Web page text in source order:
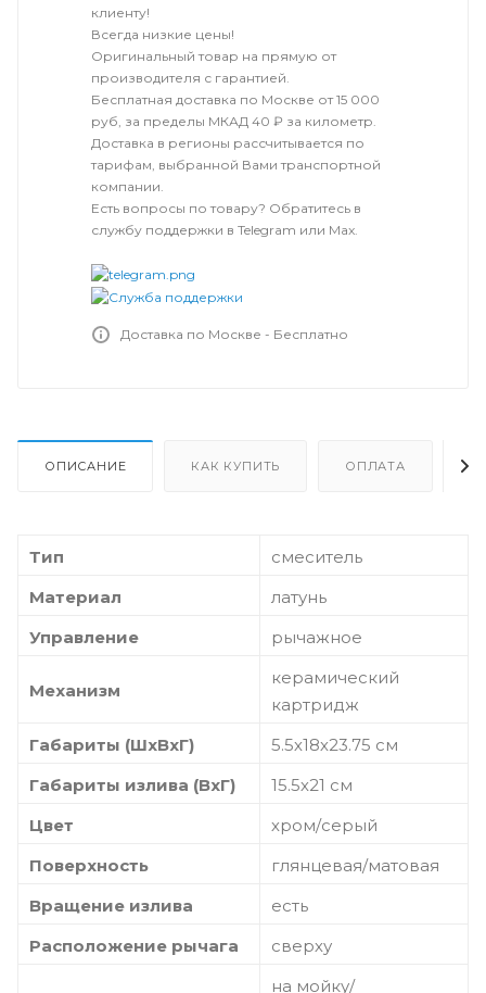
клиенту!
Всегда низкие цены!
Оригинальный товар на прямую от
производителя с гарантией.
Бесплатная доставка по Москве от 15 000
руб, за пределы МКАД 40 ₽ за километр.
Доставка в регионы рассчитывается по
тарифам, выбранной Вами транспортной
компании.
Есть вопросы по товару? Обратитесь в
службу поддержки в Telegram или Max.
Доставка по Москве - Бесплатно
ОПИСАНИЕ КАК КУПИТЬ ОПЛАТА
Тип
смеситель
Материал
латунь
Управление
рычажное
Механизм
керамический
картридж
Габариты (ШхВхГ)
5.5х18х23.75 см
Габариты излива (ВхГ)
15.5х21 см
Цвет
хром/серый
Поверхность
глянцевая/матовая
Вращение излива
есть
Расположение рычага
сверху
на мойку/